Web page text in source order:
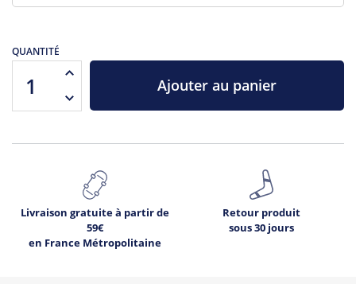
QUANTITÉ
Ajouter au panier
Livraison gratuite à partir de
59€
en France Métropolitaine
Retour produit
sous 30 jours